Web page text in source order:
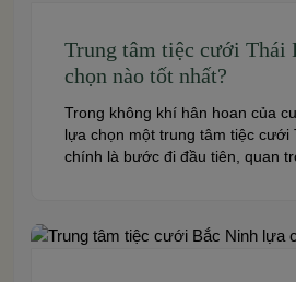
Trung tâm tiệc cưới Thái
chọn nào tốt nhất?
Trong không khí hân hoan của
lựa chọn một trung tâm tiệc cưới
chính là bước đi đầu tiên, quan